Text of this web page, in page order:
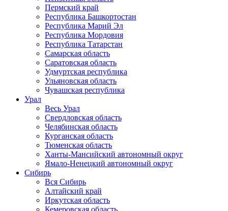
Пермский край
Республика Башкортостан
Республика Марий Эл
Республика Мордовия
Республика Татарстан
Самарская область
Саратовская область
Удмуртская республика
Ульяновская область
Чувашская республика
Урал
Весь Урал
Свердловская область
Челябинская область
Курганская область
Тюменская область
Ханты-Мансийский автономный округ
Ямало-Ненецкий автономный округ
Сибирь
Вся Сибирь
Алтайский край
Иркутская область
Кемеровская область